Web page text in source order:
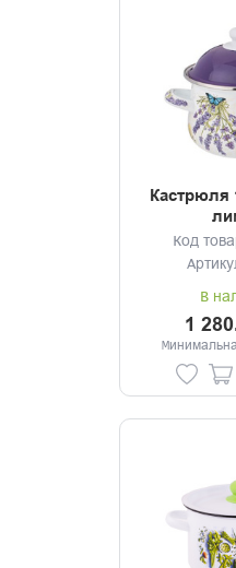
Кастрюля
Код
В
1